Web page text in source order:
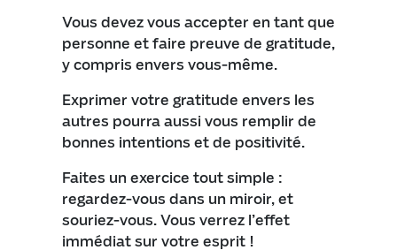
Vous devez vous accepter en tant que
personne et faire preuve de gratitude,
y compris envers vous-même.
Exprimer votre gratitude envers les
autres pourra aussi vous remplir de
bonnes intentions et de positivité.
Faites un exercice tout simple :
regardez-vous dans un miroir, et
souriez-vous. Vous verrez l’effet
immédiat sur votre esprit !